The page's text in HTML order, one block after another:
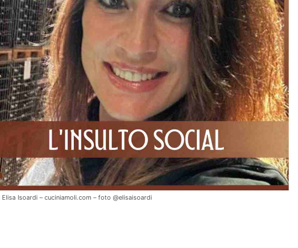
Isoardi – cuciniamoli.com – foto @elisaisoardi